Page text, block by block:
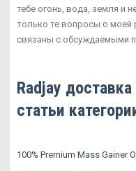
тебе огонь, вода, земля и
только те вопросы о моей
связаны с обсуждаемыми
Radjay
статьи
100% Premium Mass Gainer